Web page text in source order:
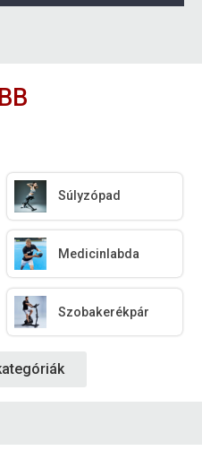
Súlyzópad
Medicinlabda
Szobakerékpár